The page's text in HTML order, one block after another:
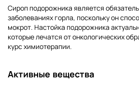
Сироп подорожника является
заболеваниях горла, поскольку он
мокрот. Настойка подорожника
которые лечатся от онкологических
курс химиотерапии.
Активные вещества